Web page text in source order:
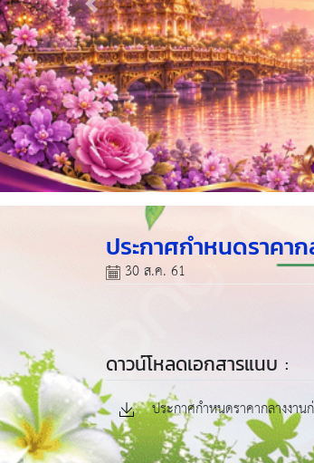
Previous
ประกาศกำหนดราคา
30 ส.ค. 61
ดาวน์โหลดเอกสารแนบ :
ประกาศกำหนดราคากลางงาน